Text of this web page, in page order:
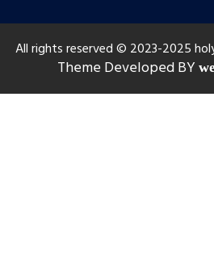
All rights reserved © 2023-2025
Theme Developed BY